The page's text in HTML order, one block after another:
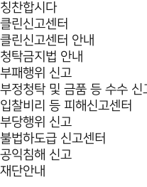
칭찬합시다
클린신고센터
클린신고센터 안내
청탁금지법 안내
부패행위 신고
부정청탁 및 금품 등 수수 신
입찰비리 등 피해신고센터
부당행위 신고
불법하도급 신고센터
공익침해 신고
재단안내